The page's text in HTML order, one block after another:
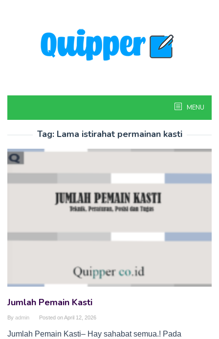
MENU
Tag: Lama istirahat permainan kasti
Jumlah Pemain Kasti
By admin Posted onApril 12, 2026
Jumlah Pemain Kasti– Hay sahabat semua.! Pada